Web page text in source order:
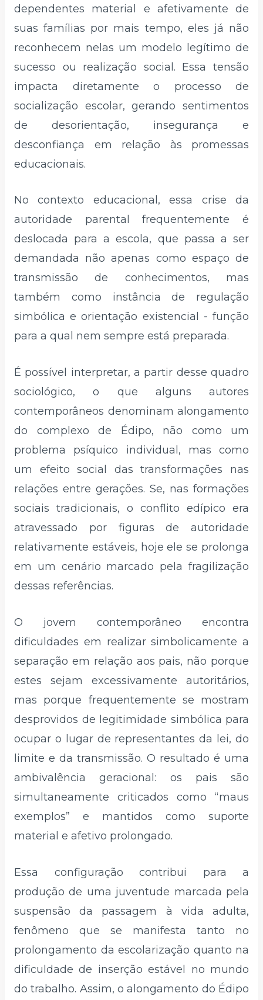
dependentes material e afetivamente de
suas famílias por mais tempo, eles já não
reconhecem nelas um modelo legítimo de
sucesso ou realização social. Essa tensão
impacta diretamente o processo de
socialização escolar, gerando sentimentos
de desorientação, insegurança e
desconfiança em relação às promessas
educacionais.
No contexto educacional, essa crise da
autoridade parental frequentemente é
deslocada para a escola, que passa a ser
demandada não apenas como espaço de
transmissão de conhecimentos, mas
também como instância de regulação
simbólica e orientação existencial - função
para a qual nem sempre está preparada.
É possível interpretar, a partir desse quadro
sociológico, o que alguns autores
contemporâneos denominam alongamento
do complexo de Édipo, não como um
problema psíquico individual, mas como
um efeito social das transformações nas
relações entre gerações. Se, nas formações
sociais tradicionais, o conflito edípico era
atravessado por figuras de autoridade
relativamente estáveis, hoje ele se prolonga
em um cenário marcado pela fragilização
dessas referências.
O jovem contemporâneo encontra
dificuldades em realizar simbolicamente a
separação em relação aos pais, não porque
estes sejam excessivamente autoritários,
mas porque frequentemente se mostram
desprovidos de legitimidade simbólica para
ocupar o lugar de representantes da lei, do
limite e da transmissão. O resultado é uma
ambivalência geracional: os pais são
simultaneamente criticados como “maus
exemplos” e mantidos como suporte
material e afetivo prolongado.
Essa configuração contribui para a
produção de uma juventude marcada pela
suspensão da passagem à vida adulta,
fenômeno que se manifesta tanto no
prolongamento da escolarização quanto na
dificuldade de inserção estável no mundo
do trabalho. Assim, o alongamento do Édipo